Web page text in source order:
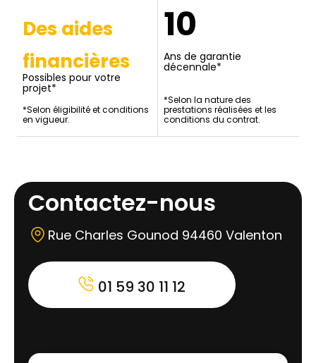
Des aides
financières
Possibles pour votre
projet*
*Selon éligibilité et conditions
en vigueur.
10
Ans de garantie
décennale*
*Selon la nature des
prestations réalisées et les
conditions du contrat.
Contactez-nous
Rue Charles Gounod 94460 Valenton
01 59 30 11 12